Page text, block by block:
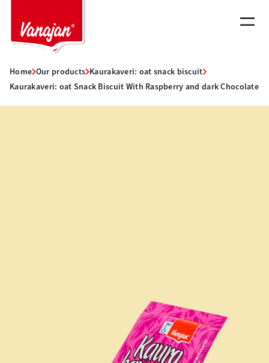
content
Home Our products Kaurakaveri: oat snack biscuit
Kaurakaveri: oat Snack Biscuit With Raspberry and dark Chocolate